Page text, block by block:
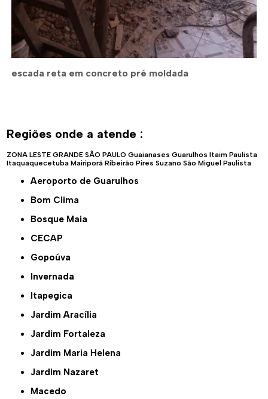
escada reta em concreto pré moldada
Regiões onde a atende :
ZONA LESTE GRANDE SÃO PAULO Guaianases Guarulhos Itaim Paulista
Itaquaquecetuba Mairiporã Ribeirão Pires Suzano São Miguel Paulista
Aeroporto de Guarulhos
Bom Clima
Bosque Maia
CECAP
Gopoúva
Invernada
Itapegica
Jardim Aracília
Jardim Fortaleza
Jardim Maria Helena
Jardim Nazaret
Macedo